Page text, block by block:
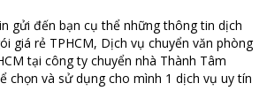
gửi đến bạn cụ thể những thông tin dịch
giá rẻ TPHCM, Dịch vụ chuyển văn phòng
tại công ty chuyển nhà Thành Tâm
chọn và sử dụng cho mình 1 dịch vụ uy tín